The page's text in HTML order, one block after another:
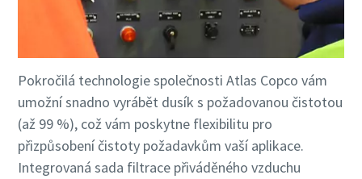
Pokročilá technologie společnosti Atlas Copco vám
umožní snadno vyrábět dusík s požadovanou čistotou
(až 99 %), což vám poskytne flexibilitu pro
přizpůsobení čistoty požadavkům vaší aplikace.
Integrovaná sada filtrace přiváděného vzduchu